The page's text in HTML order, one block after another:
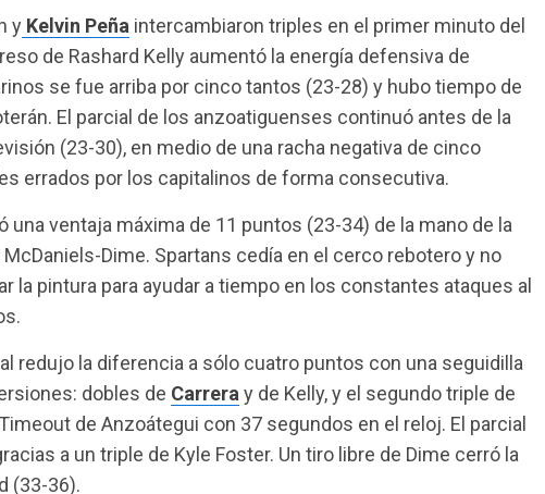
y Kelvin Peña intercambiaron triples en el primer minuto del
de Rashard Kelly aumentó la energía defensiva de
se fue arriba por cinco tantos (23-28) y hubo tiempo de
El parcial de los anzoatiguenses continuó antes de la
(23-30), en medio de una racha negativa de cinco
errados por los capitalinos de forma consecutiva.
una ventaja máxima de 11 puntos (23-34) de la mano de la
Dime. Spartans cedía en el cerco rebotero y no
la pintura para ayudar a tiempo en los constantes ataques al
redujo la diferencia a sólo cuatro puntos con una seguidilla
dobles de Carreray de Kelly, y el segundo triple de
de Anzoátegui con 37 segundos en el reloj. El parcial
a un triple de Kyle Foster. Un tiro libre de Dime cerró la
(33-36).